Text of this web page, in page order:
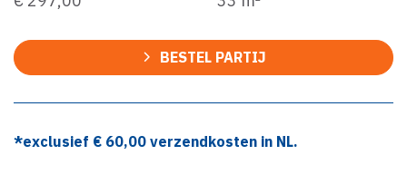
BESTEL PARTIJ
*exclusief € 60,00 verzendkosten in NL.